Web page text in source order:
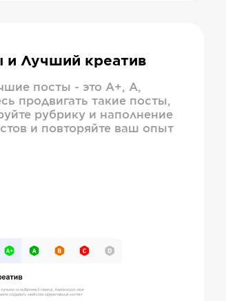
и Лучший креатив
посты - это А+, А,
продвигать такие посты,
рубрику и наполнение
и повторяйте ваш опыт